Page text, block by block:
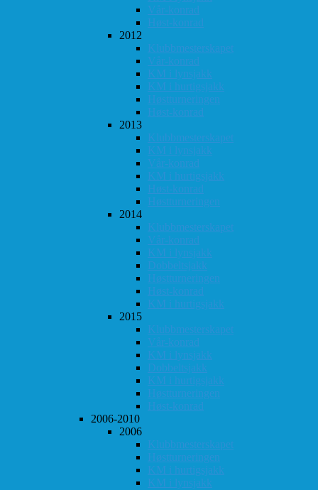
Vår-konrad
Høst-konrad
2012
Klubbmesterskapet
Vår-konrad
KM i lynsjakk
KM i hurtigsjakk
Høstturneringen
Høst-konrad
2013
Klubbmesterskapet
KM i lynsjakk
Vår-konrad
KM i hurtigsjakk
Høst-konrad
Høstturneringen
2014
Klubbmesterskapet
Vår-konrad
KM i lynsjakk
Dobbeltsjakk
Høstturneringen
Høst-konrad
KM i hurtigsjakk
2015
Klubbmesterskapet
Vår-konrad
KM i lynsjakk
Dobbeltsjakk
KM i hurtigsjakk
Høstturneringen
Høst-konrad
2006-2010
2006
Klubbmesterskapet
Høstturneringen
KM i hurtigsjakk
KM i lynsjakk